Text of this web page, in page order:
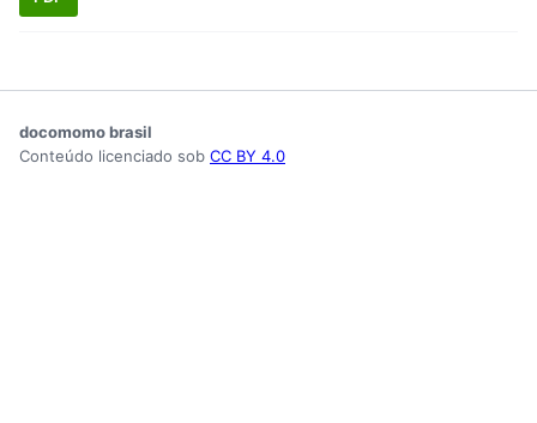
docomomo brasil
Conteúdo licenciado sob CC BY 4.0